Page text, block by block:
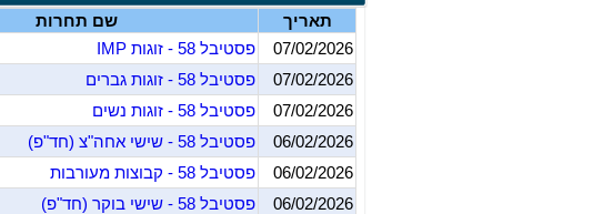
תאריך שם תחרות
07/02/2026
פסטיבל 58 - זוגות IMP
07/02/2026
פסטיבל 58 - זוגות גברים
07/02/2026
פסטיבל 58 - זוגות נשים
06/02/2026
פסטיבל 58 - שישי אחה"צ (חד"פ)
06/02/2026
פסטיבל 58 - קבוצות מעורבות
06/02/2026
פסטיבל 58 - שישי בוקר (חד"פ)